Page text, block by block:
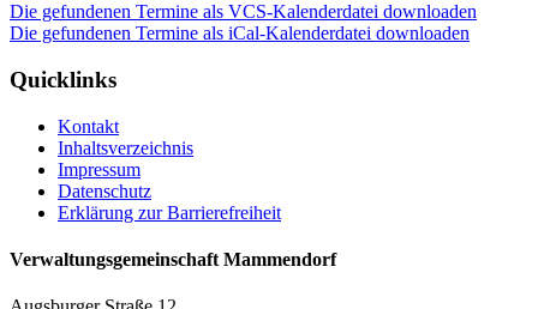
Die gefundenen Termine als VCS-Kalenderdatei downloaden
Die gefundenen Termine als iCal-Kalenderdatei downloaden
Quicklinks
Kontakt
Inhaltsverzeichnis
Impressum
Datenschutz
Erklärung zur Barrierefreiheit
Verwaltungsgemeinschaft Mammendorf